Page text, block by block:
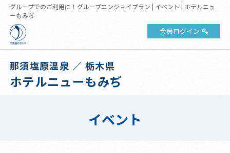
グループでのご利用に！グループエンジョイプラン | イベント | ホテルニュ
ーもみぢ
会員ログイン
那須塩原温泉 ／ 栃木県
ホテルニューもみぢ
イベント